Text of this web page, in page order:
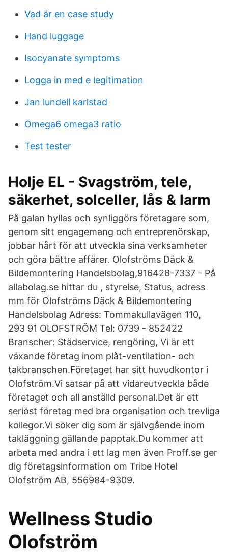
Vad är en case study
Hand luggage
Isocyanate symptoms
Logga in med e legitimation
Jan lundell karlstad
Omega6 omega3 ratio
Test tester
Holje EL - Svagström, tele,
säkerhet, solceller, lås & larm
På galan hyllas och synliggörs företagare som,
genom sitt engagemang och entreprenörskap,
jobbar hårt för att utveckla sina verksamheter
och göra bättre affärer. Olofströms Däck &
Bildemontering Handelsbolag,916428-7337 - På
allabolag.se hittar du , styrelse, Status, adress
mm för Olofströms Däck & Bildemontering
Handelsbolag Adress: Tommakullavägen 110,
293 91 OLOFSTRÖM Tel: 0739 - 852422
Branscher: Städservice, rengöring, Vi är ett
växande företag inom plåt-ventilation- och
takbranschen.Företaget har sitt huvudkontor i
Olofström.Vi satsar på att vidareutveckla både
företaget och all anställd personal.Det är ett
seriöst företag med bra organisation och trevliga
kollegor.Vi söker dig som är självgående inom
takläggning gällande papptak.Du kommer att
arbeta med andra i ett lag men även Proff.se ger
dig företagsinformation om Tribe Hotel
Olofström AB, 556984-9309.
Wellness Studio
Olofström